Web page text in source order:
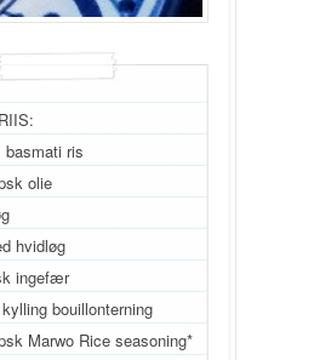
basmati ris
olie
hvidløg
ingefær
bouillonterning
Marwo Rice seasoning*